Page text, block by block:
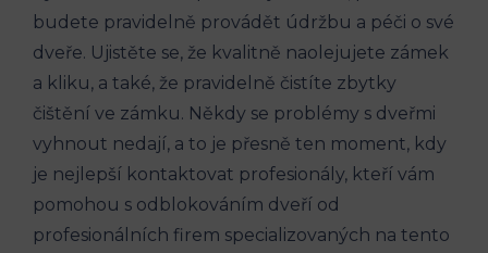
budete pravidelně provádět⁤ údržbu ⁣a péči o své
dveře. Ujistěte se, že kvalitně naolejujete⁣ zámek
a kliku, a také, že pravidelně‌ čistíte zbytky
čištění ve zámku. Někdy se problémy s dveřmi
vyhnout nedají, a ⁤to je přesně ten moment, ⁢kdy
je nejlepší kontaktovat profesionály, ​kteří vám
pomohou​ s odblokováním dveří od
profesionálních firem specializovaných na⁤ tento